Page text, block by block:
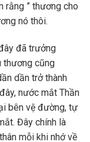
rằng ” thương cho
nó thôi.
đã trưởng
thương cũng
dần trở thành
nước mắt Thần
bên vệ đường, tự
Đây chính là
mỗi khi nhớ về